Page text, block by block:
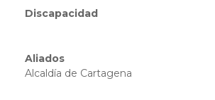
Discapacidad
Aliados
Alcaldía de Cartagena